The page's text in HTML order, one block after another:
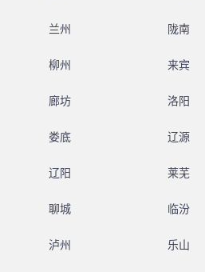
兰州 陇南
柳州 来宾
廊坊 洛阳
娄底 辽源
辽阳 莱芜
聊城 临汾
泸州 乐山